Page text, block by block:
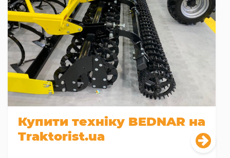
Купити техніку BEDNAR на
Traktorist.ua